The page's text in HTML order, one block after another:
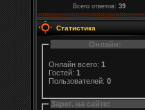
Всего ответов: 39
Статистика
Онлайн:
Онлайн всего: 1
Гостей: 1
Пользователей: 0
Зарег. на сайте: